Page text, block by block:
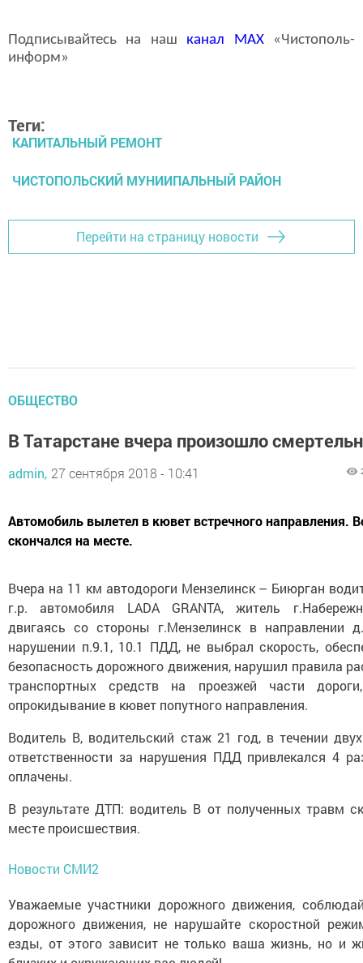
Подписывайтесь на наш канал MAX«Чистополь-
информ»
Теги:
КАПИТАЛЬНЫЙ РЕМОНТ
ЧИСТОПОЛЬСКИЙ МУНИИПАЛЬНЫЙ РАЙОН
Перейти на страницу новости
ОБЩЕСТВО
В Татарстане вчера произошло
admin, 27 сентября 2018 - 10:41
Автомобиль вылетел в кювет встречного направления.
скончался на месте.
Вчера на 11 км автодороги Мензелинск – Биюрган
г.р. автомобиля LADA GRANTA, житель
двигаясь со стороны г.Мензелинск в направлении
нарушении п.9.1, 10.1 ПДД, не выбрал скорость,
безопасность дорожного движения, нарушил правила
транспортных средств на проезжей части
опрокидывание в кювет попутного направления.
Водитель В, водительский стаж 21 год, в течении
ответственности за нарушения ПДД привлекался 4
оплачены.
В результате ДТП: водитель В от полученных травм
месте происшествия.
Новости СМИ2
Уважаемые участники дорожного движения,
дорожного движения, не нарушайте скоростной
езды, от этого зависит не только ваша жизнь, но и